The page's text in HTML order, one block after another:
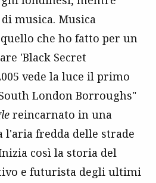
musica. Musica
che ho fatto per un
'Black Secret
vede la luce il primo
London Borroughs"
reincarnato in una
l'aria fredda delle strade
così la storia del
e futurista degli ultimi